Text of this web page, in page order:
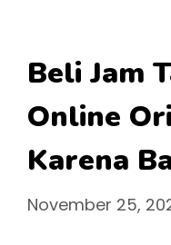
Beli Jam
Online
Karena
November 25,